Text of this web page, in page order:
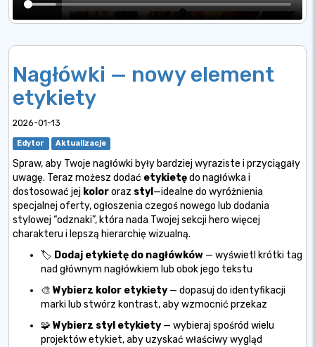
Nagłówki — nowy element
etykiety
2026-01-13
Edytor Aktualizacje
Spraw, aby Twoje nagłówki były bardziej wyraziste i przyciągały
uwagę. Teraz możesz dodać etykietędo nagłówka i
dostosować jej kolororaz styl —idealne do wyróżnienia
specjalnej oferty, ogłoszenia czegoś nowego lub dodania
stylowej “odznaki”, która nada Twojej sekcji hero więcej
charakteru i lepszą hierarchię wizualną.
🏷️ Dodaj etykietę do nagłówków — wyświetl krótki tag
nad głównym nagłówkiem lub obok jego tekstu
🎨 Wybierz kolor etykiety — dopasuj do identyfikacji
marki lub stwórz kontrast, aby wzmocnić przekaz
🧩Wybierz styl etykiety — wybieraj spośród wielu
projektów etykiet, aby uzyskać właściwy wygląd